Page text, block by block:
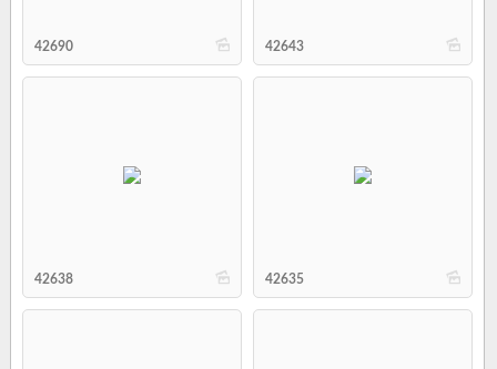
b
42690 b
42643
b
42638 b
42635